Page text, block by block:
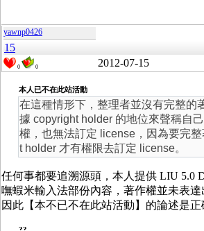
yawnp0426
15
0 0 2012-07-15
本人已不在此站活動
在這種情形下，整理者並沒有完整的
據 copyright holder 的地位來聲稱自
權，也無法訂定 license，因為要完
t holder 才有權限去訂定 license。
任何事都要追溯源頭，本人提供 LIU 5.0
嘸蝦米輸入法部份內容，著作權並未表達
因此【本不已不在此站活動】的論述是正